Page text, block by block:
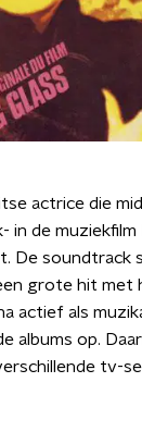
actrice die
in de muziekfilm
De soundtrack
grote hit met
actief als
albums op.
tv-